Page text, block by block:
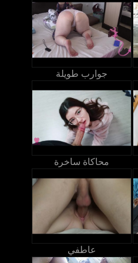
جوارب طويلة
محاكاة ساخرة
عاطفي